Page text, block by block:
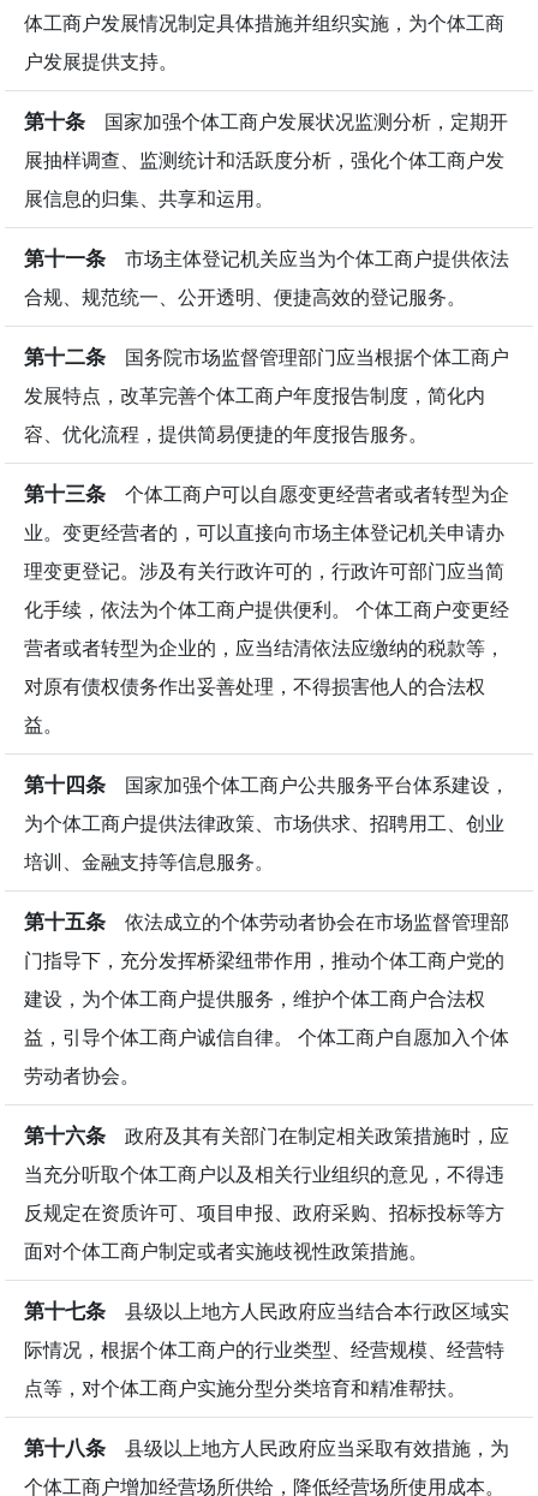
体工商户发展情况制定具体措施并组织实施，为个体工商
户发展提供支持。
第十条 国家加强个体工商户发展状况监测分析，定期开
展抽样调查、监测统计和活跃度分析，强化个体工商户发
展信息的归集、共享和运用。
第十一条 市场主体登记机关应当为个体工商户提供依法
合规、规范统一、公开透明、便捷高效的登记服务。
第十二条 国务院市场监督管理部门应当根据个体工商户
发展特点，改革完善个体工商户年度报告制度，简化内
容、优化流程，提供简易便捷的年度报告服务。
第十三条 个体工商户可以自愿变更经营者或者转型为企
业。变更经营者的，可以直接向市场主体登记机关申请办
理变更登记。涉及有关行政许可的，行政许可部门应当简
化手续，依法为个体工商户提供便利。 个体工商户变更经
营者或者转型为企业的，应当结清依法应缴纳的税款等，
对原有债权债务作出妥善处理，不得损害他人的合法权
益。
第十四条 国家加强个体工商户公共服务平台体系建设，
为个体工商户提供法律政策、市场供求、招聘用工、创业
培训、金融支持等信息服务。
第十五条 依法成立的个体劳动者协会在市场监督管理部
门指导下，充分发挥桥梁纽带作用，推动个体工商户党的
建设，为个体工商户提供服务，维护个体工商户合法权
益，引导个体工商户诚信自律。 个体工商户自愿加入个体
劳动者协会。
第十六条 政府及其有关部门在制定相关政策措施时，应
当充分听取个体工商户以及相关行业组织的意见，不得违
反规定在资质许可、项目申报、政府采购、招标投标等方
面对个体工商户制定或者实施歧视性政策措施。
第十七条 县级以上地方人民政府应当结合本行政区域实
际情况，根据个体工商户的行业类型、经营规模、经营特
点等，对个体工商户实施分型分类培育和精准帮扶。
第十八条 县级以上地方人民政府应当采取有效措施，为
个体工商户增加经营场所供给，降低经营场所使用成本。